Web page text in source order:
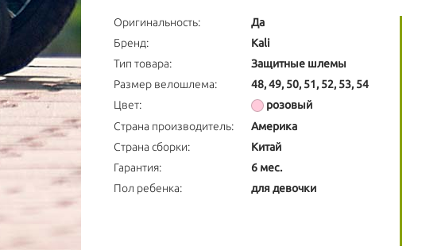
Оригинальность:
Да
Бренд:
Kali
Тип товара:
Защитные шлемы
Размер велошлема:
48, 49, 50, 51, 52, 53, 54
Цвет:
розовый
Страна производитель:
Америка
Страна сборки:
Китай
Гарантия:
6 мес.
Пол ребенка:
для девочки